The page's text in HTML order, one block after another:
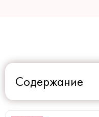
Содержание